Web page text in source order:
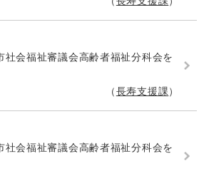
社会福祉審議会高齢者福祉分科会を
長寿支援課
社会福祉審議会高齢者福祉分科会を